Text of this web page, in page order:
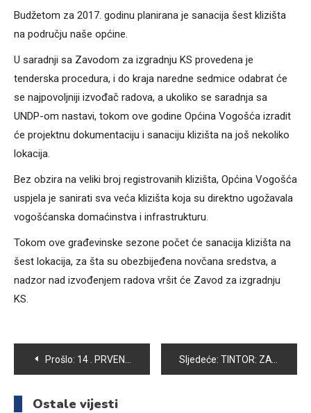
Budžetom za 2017. godinu planirana je sanacija šest klizišta
na području naše općine.
U saradnji sa Zavodom za izgradnju KS provedena je
tenderska procedura, i do kraja naredne sedmice odabrat će
se najpovoljniji izvođač radova, a ukoliko se saradnja sa
UNDP-om nastavi, tokom ove godine Općina Vogošća izradit
će projektnu dokumentaciju i sanaciju klizišta na još nekoliko
lokacija.
Bez obzira na veliki broj registrovanih klizišta, Općina Vogošća
uspjela je sanirati sva veća klizišta koja su direktno ugožavala
vogošćanska domaćinstva i infrastrukturu.
Tokom ove građevinske sezone počet će sanacija klizišta na
šest lokacija, za šta su obezbijeđena novčana sredstva, a
nadzor nad izvođenjem radova vršit će Zavod za izgradnju
KS.
Navigacija
članaka
Prošlo: 14 . PRVENSTVENA POBJEDA KOŠARKAŠA VOGOŠĆE Sljedeće: TINTOR: ZATVOREN ZBOG ŠURE
Ostale vijesti